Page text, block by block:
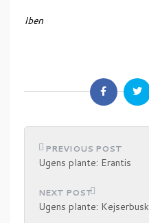
Iben
I
n
d
l
Ugens plante: Erantis
Ugens plante: Kejserbusk